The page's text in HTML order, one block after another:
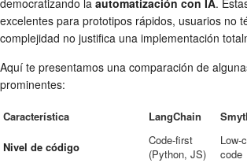
excelentes para prototipos rápidos, usuarios no
complejidad no justifica una implementación
Aquí te presentamos una comparación de
prominentes:
Característica LangChain
Nivel de código
Code-first
(Python, JS)
Low-
code